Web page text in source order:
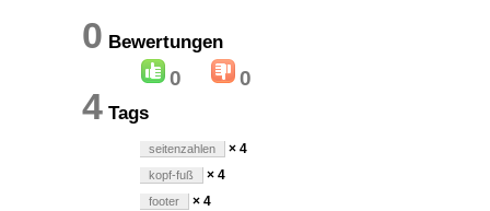
0 Bewertungen
0 0
4 Tags
seitenzahlen × 4
kopf-fuß × 4
footer × 4